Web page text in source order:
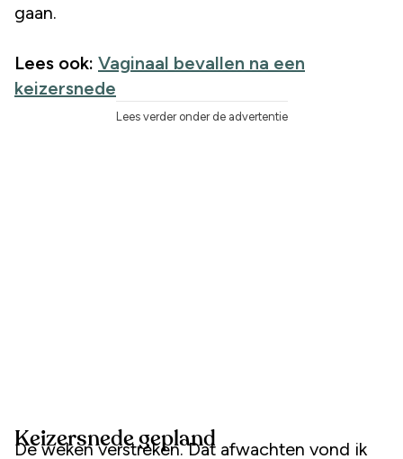
gaan.
Lees ook: Vaginaal bevallen na een
keizersnede
Lees verder onder de advertentie
Keizersnede gepland
De weken verstreken. Dat afwachten vond ik